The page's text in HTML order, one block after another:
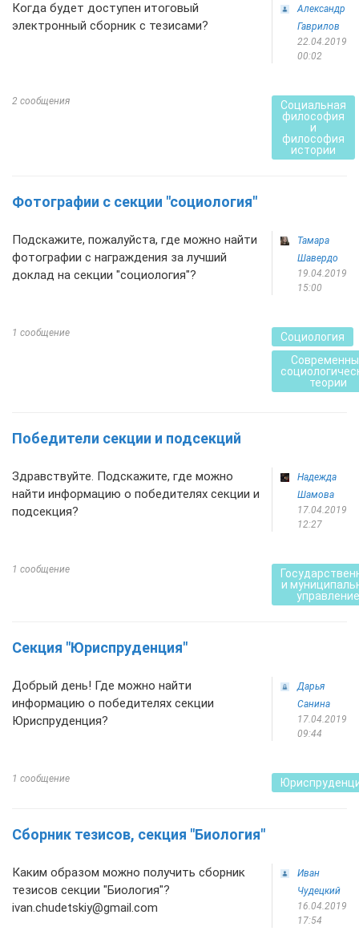
Когда будет доступен итоговый
электронный сборник с тезисами?
Александр
Гаврилов
22.04.2019
00:02
2 сообщения
Социальная
философия
и
философия
истории
Фотографии с секции "социология"
Подскажите, пожалуйста, где можно найти
фотографии с награждения за лучший
доклад на секции "социология"?
Тамара
Шавердо
19.04.2019
15:00
1 сообщение
Социология
теории
Победители секции и подсекций
Здравствуйте. Подскажите, где можно
найти информацию о победителях секции и
подсекция?
Надежда
Шамова
17.04.2019
12:27
1 сообщение
и
управление
Секция "Юриспруденция"
Добрый день! Где можно найти
информацию о победителях секции
Юриспруденция?
Дарья
Санина
17.04.2019
09:44
1 сообщение
Сборник тезисов, секция "Биология"
Каким образом можно получить сборник
тезисов секции "Биология"?
ivan.chudetskiy@gmail.com
Иван
Чудецкий
16.04.2019
17:54